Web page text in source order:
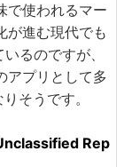
で使われるマー
が進む現代でも
るのですが、
アプリとして多
そうです。
Rep